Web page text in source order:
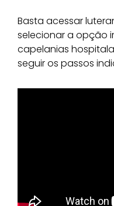
Basta acessar
selecionar a opção
capelanias
seguir os passos